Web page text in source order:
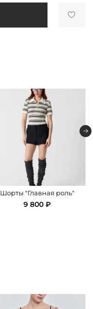
Шорты "Главная роль"
9 800 ₽